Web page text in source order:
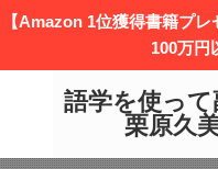
【Amazon 1位獲得書籍プ
100万円
語学を使って
栗原久